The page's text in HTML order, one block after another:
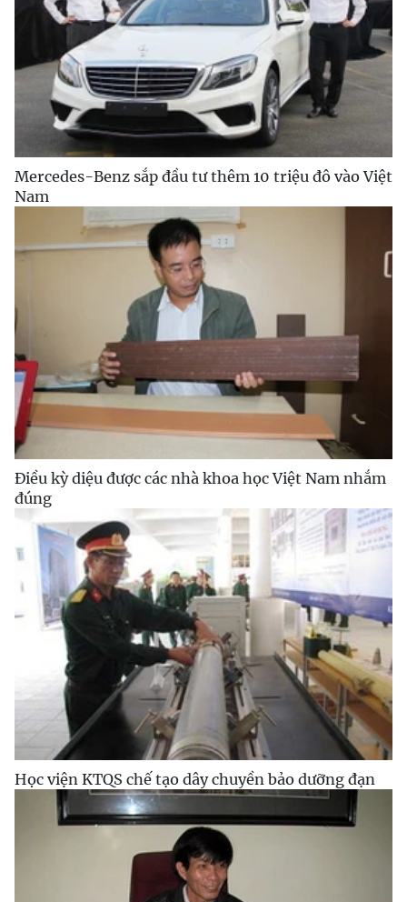
Mercedes-Benz sắp đầu tư thêm 10 triệu đô vào Việt
Nam
Điều kỳ diệu được các nhà khoa học Việt Nam nhắm
đúng
Học viện KTQS chế tạo dây chuyền bảo dưỡng đạn